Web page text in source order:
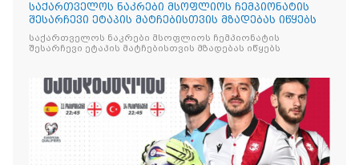
საქართველოს ნაკრები მსოფლიოს ჩემპიონატის
შესარჩევი ეტაპის მატჩებისთვის მზადებას იწყებს
საქართველოს ნაკრები მსოფლიოს ჩემპიონატის
შესარჩევი ეტაპის მატჩებისთვის მზადებას იწყებს